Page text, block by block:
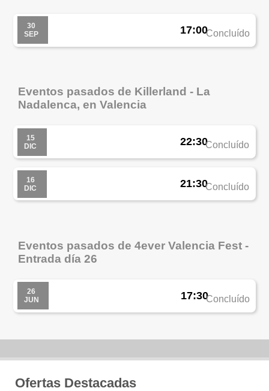
30
SEP
17:00Concluído
Eventos pasados de Killerland - La
Nadalenca, en Valencia
15
DIC
22:30Concluído
16
DIC
21:30Concluído
Eventos pasados de 4ever Valencia Fest -
Entrada día 26
26
JUN
17:30Concluído
Ofertas Destacadas